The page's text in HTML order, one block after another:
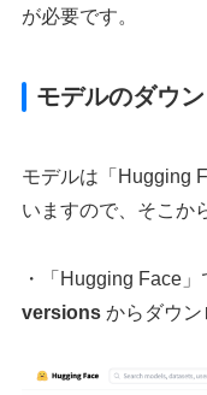
が必要です。
モデルのダウ
モデルは「Hugging
いますので、そこか
・「Hugging Face
versions からダウン